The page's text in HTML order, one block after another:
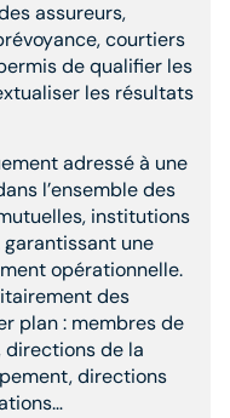
assureurs,
courtiers
de qualifier les
les résultats
adressé à une
l’ensemble des
institutions
une
opérationnelle.
des
plan : membres de
directions de la
directions